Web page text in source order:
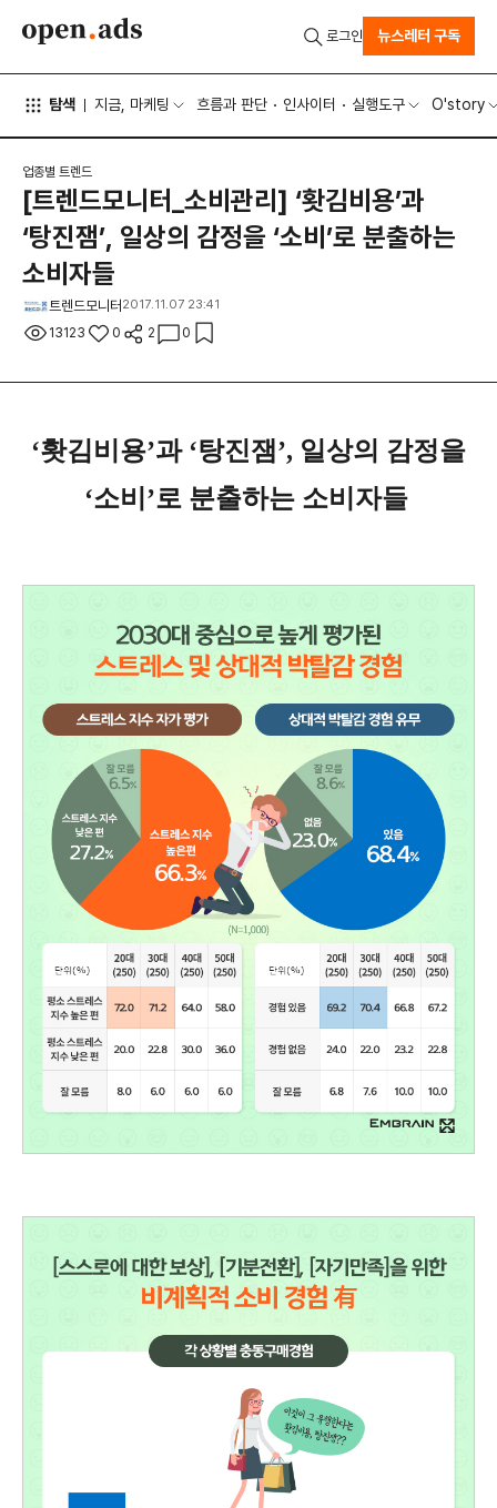
탐색 지금, 마케팅 흐름과 판단 인사이터 실행도구 O'story
로그인 뉴스레터 구독
업종별 트렌드
[트렌드모니터_소비관리] ‘홧김비용’과
‘탕진잼’, 일상의 감정을 ‘소비’로 분출하는
소비자들
트렌드모니터 2017.11.07 23:41
13123 0 2 0
‘홧김비용’과 ‘탕진잼’, 일상의 감정을
‘소비’로 분출하는 소비자들